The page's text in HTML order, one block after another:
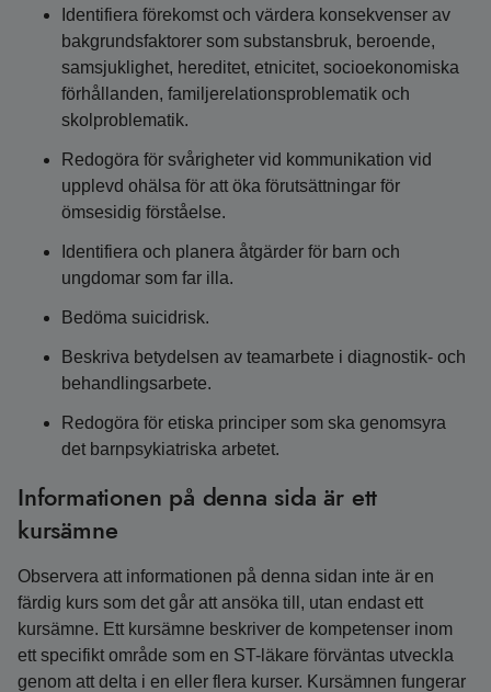
Identifiera förekomst och värdera konsekvenser av
bakgrundsfaktorer som substansbruk, beroende,
samsjuklighet, hereditet, etnicitet, socioekonomiska
förhållanden, familjerelationsproblematik och
skolproblematik.
Redogöra för svårigheter vid kommunikation vid
upplevd ohälsa för att öka förutsättningar för
ömsesidig förståelse.
Identifiera och planera åtgärder för barn och
ungdomar som far illa.
Bedöma suicidrisk.
Beskriva betydelsen av teamarbete i diagnostik- och
behandlingsarbete.
Redogöra för etiska principer som ska genomsyra
det barnpsykiatriska arbetet.
Informationen på denna sida är ett
kursämne
Observera att informationen på denna sidan inte är en
färdig kurs som det går att ansöka till, utan endast ett
kursämne. Ett kursämne beskriver de kompetenser inom
ett specifikt område som en ST-läkare förväntas utveckla
genom att delta i en eller flera kurser. Kursämnen fungerar